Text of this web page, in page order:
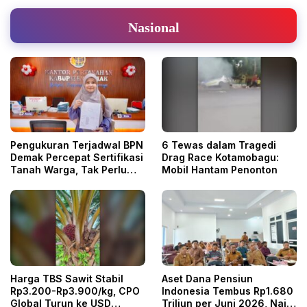
Nasional
Pengukuran Terjadwal BPN
Demak Percepat Sertifikasi
Tanah Warga, Tak Perlu
6 Tewas dalam Tragedi
Drag Race Kotamobagu:
Mobil Hantam Penonton
Harga TBS Sawit Stabil
Rp3.200-Rp3.900/kg, CPO
Global Turun ke USD
Aset Dana Pensiun
Indonesia Tembus Rp1.680
Triliun per Juni 2026, Naik